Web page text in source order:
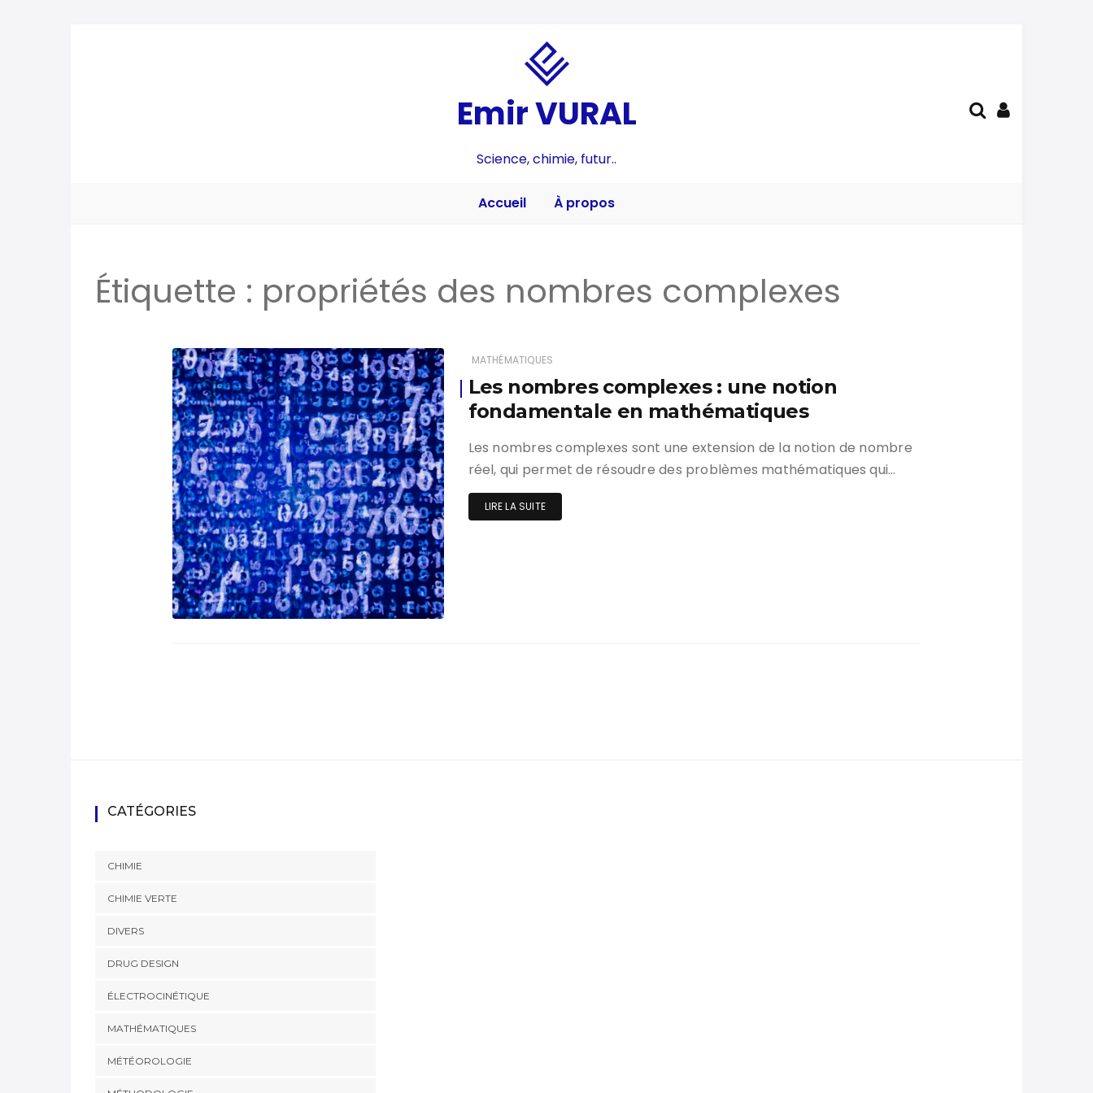
Emir VURAL
Science, chimie, futur..
Accueil À propos
Étiquette : propriétés des nombres complexes
MATHÉMATIQUES
Les nombres complexes : une notion
fondamentale en mathématiques
Les nombres complexes sont une extension de la notion de nombre
réel, qui permet de résoudre des problèmes mathématiques qui…
LIRE LA SUITE
CATÉGORIES
CHIMIE
CHIMIE VERTE
DIVERS
DRUG DESIGN
ÉLECTROCINÉTIQUE
MATHÉMATIQUES
MÉTÉOROLOGIE